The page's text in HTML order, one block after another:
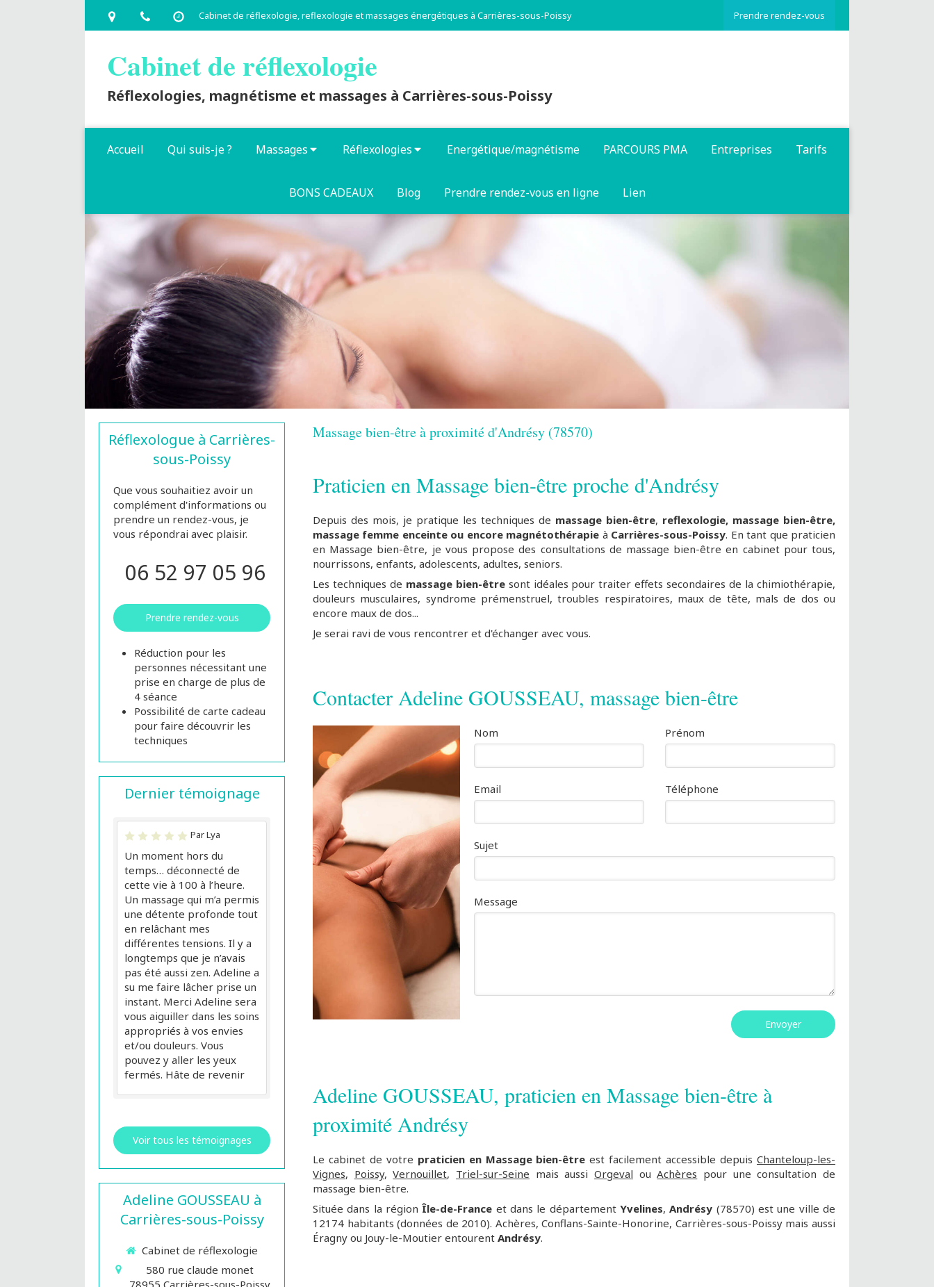
Cabinet de réflexologie, reflexologie et massages énergétiques à Carrières-sous-Poissy Prendre rendez-vous
Cabinet de réflexologie
Réflexologies, magnétisme et massages à Carrières-sous-Poissy
Accueil Qui suis-je ? Massages Réflexologies Energétique/magnétisme PARCOURS PMA Entreprises Tarifs
BONS CADEAUX Blog Prendre rendez-vous en ligne Lien
Massage bien-être à proximité d'Andrésy (78570)
Praticien en Massage bien-être proche d'Andrésy
Depuis des mois, je pratique les techniques de massage bien-être, reflexologie, massage bien-être,
massage femme enceinte ou encore magnétothérapie à Carrières-sous-Poissy. En tant que praticien
en Massage bien-être, je vous propose des consultations de massage bien-être en cabinet pour tous,
nourrissons, enfants, adolescents, adultes, seniors.
Les techniques de massage bien-êtresont idéales pour traiter effets secondaires de la chimiothérapie,
douleurs musculaires, syndrome prémenstruel, troubles respiratoires, maux de tête, mals de dos ou
encore maux de dos...
Je serai ravi de vous rencontrer et d'échanger avec vous.
Contacter Adeline GOUSSEAU, massage bien-être
Nom Prénom
Email Téléphone
Sujet
Message
Envoyer
Adeline GOUSSEAU, praticien en Massage bien-être à
proximité Andrésy
Le cabinet de votre praticien en Massage bien-être est facilement accessible depuisChanteloup-les-
Vignes, Poissy,Vernouillet, Triel-sur-Seine mais aussiOrgeval ouAchères pour une consultation de
massage bien-être.
Située dans la régionÎle-de-France et dans le départementYvelines,Andrésy (78570) est une ville de
12174 habitants (données de 2010). Achères, Conflans-Sainte-Honorine, Carrières-sous-Poissy mais aussi
Éragny ou Jouy-le-Moutier entourent Andrésy.
Réflexologue à Carrières-
sous-Poissy
Que vous souhaitiez avoir un
complément d'informations ou
prendre un rendez-vous, je
vous répondrai avec plaisir.
06 52 97 05 96
Prendre rendez-vous
Réduction pour les
personnes nécessitant une
prise en charge de plus de
4 séance
Possibilité de carte cadeau
pour faire découvrir les
techniques
Dernier témoignage
Par Lya
Un moment hors du
temps… déconnecté de
cette vie à 100 à l’heure.
Un massage qui m’a permis
une détente profonde tout
en relâchant mes
différentes tensions. Il y a
longtemps que je n’avais
pas été aussi zen. Adeline a
su me faire lâcher prise un
instant. Merci Adeline sera
vous aiguiller dans les soins
appropriés à vos envies
et/ou douleurs. Vous
pouvez y aller les yeux
fermés. Hâte de revenir
Voir tous les témoignages
Adeline GOUSSEAU à
Carrières-sous-Poissy
Cabinet de réflexologie
580 rue claude monet
78955 Carrières-sous-Poissy